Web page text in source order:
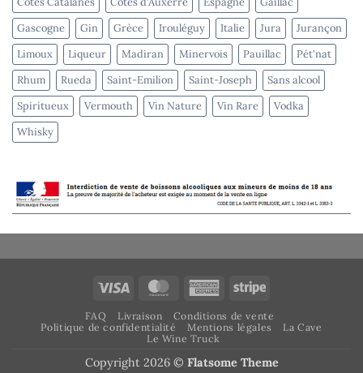
Gascogne
Gin Grèce Irouléguy Italie Jura
Jurançon
Limoux
Liqueur Madiran Minervois Pauillac
Pét'nat
Rhum
Rueda Saint-Emilion Saint-Joseph
Sans alcool
Spiritueux
Vermouth Vin Nature Vin Rare
Vodka
Whisky
Visa MasterCardAmericanStripe
FAQ Livraison
Conditions de vente
Politique de confidentialité
Mentions légales
La Cave
Le Wine Truck
Copyright 2026 © Flatsome Theme